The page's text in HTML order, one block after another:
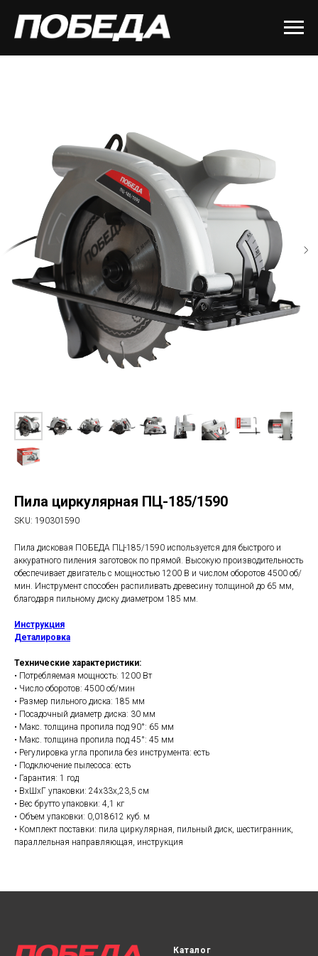
Пила циркулярная ПЦ-185/1590
SKU: 190301590
Пила дисковая ПОБЕДА ПЦ-185/1590 используется для быстрого и
аккуратного пиления заготовок по прямой. Высокую производительность
обеспечивает двигатель с мощностью 1200 В и числом оборотов 4500 об/
мин. Инструмент способен распиливать древесину толщиной до 65 мм,
благодаря пильному диску диаметром 185 мм.
Инструкция
Деталировка
Технические характеристики:
• Потребляемая мощность: 1200 Вт
• Число оборотов: 4500 об/мин
• Размер пильного диска: 185 мм
• Посадочный диаметр диска: 30 мм
• Макс. толщина пропила под 90°: 65 мм
• Макс. толщина пропила под 45°: 45 мм
• Регулировка угла пропила без инструмента: есть
• Подключение пылесоса: есть
• Гарантия: 1 год
• ВхШхГ упаковки: 24х33х,23,5 см
• Вес брутто упаковки: 4,1 кг
• Объем упаковки: 0,018612 куб. м
• Комплект поставки: пила циркулярная, пильный диск, шестигранник,
параллельная направляющая, инструкция
Каталог